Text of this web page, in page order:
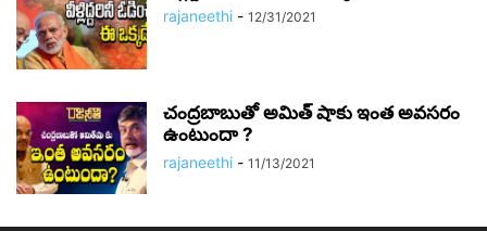
rajaneethi - 12/31/2021
చంద్రబాబుతో అమిత్ షాకు ఇంత అవసరం
ఉంటుందా ?
rajaneethi - 11/13/2021